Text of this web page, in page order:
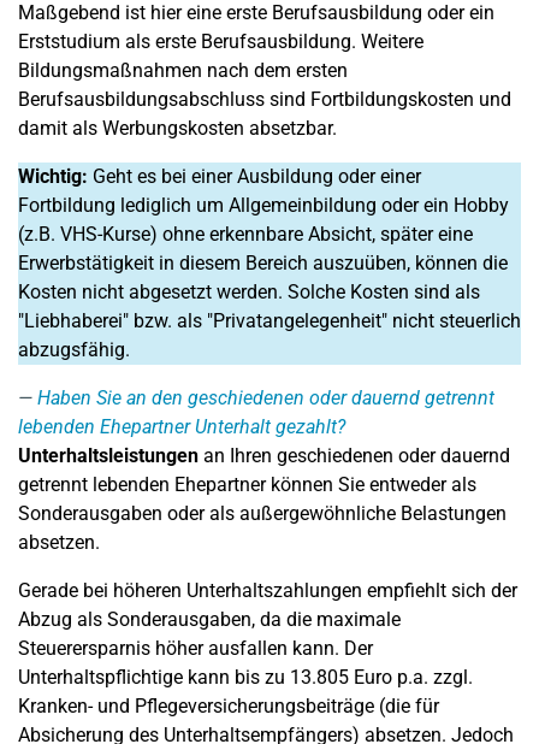
Maßgebend ist hier eine erste Berufsausbildung oder ein
Erststudium als erste Berufsausbildung. Weitere
Bildungsmaßnahmen nach dem ersten
Berufsausbildungsabschluss sind Fortbildungskosten und
damit als Werbungskosten absetzbar.
Wichtig: Geht es bei einer Ausbildung oder einer
Fortbildung lediglich um Allgemeinbildung oder ein Hobby
(z.B. VHS-Kurse) ohne erkennbare Absicht, später eine
Erwerbstätigkeit in diesem Bereich auszuüben, können die
Kosten nicht abgesetzt werden. Solche Kosten sind als
"Liebhaberei" bzw. als "Privatangelegenheit" nicht steuerlich
abzugsfähig.
Haben Sie an den geschiedenen oder dauernd getrennt
lebenden Ehepartner Unterhalt gezahlt?
Unterhaltsleistungen an Ihren geschiedenen oder dauernd
getrennt lebenden Ehepartner können Sie entweder als
Sonderausgaben oder als außergewöhnliche Belastungen
absetzen.
Gerade bei höheren Unterhaltszahlungen empfiehlt sich der
Abzug als Sonderausgaben, da die maximale
Steuerersparnis höher ausfallen kann. Der
Unterhaltspflichtige kann bis zu 13.805 Euro p.a. zzgl.
Kranken- und Pflegeversicherungsbeiträge (die für
Absicherung des Unterhaltsempfängers) absetzen. Jedoch